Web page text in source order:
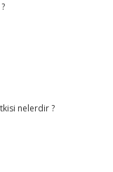
nelerdir ?